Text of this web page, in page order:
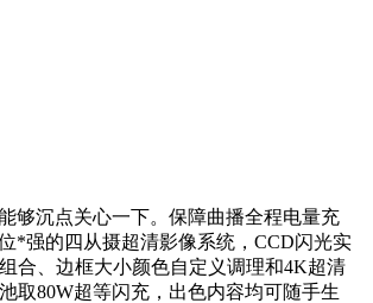
够沉点关心一下。保障曲播全程电量充
*强的四从摄超清影像系统，CCD闪光实
合、边框大小颜色自定义调理和4K超清
取80W超等闪充，出色内容均可随手生